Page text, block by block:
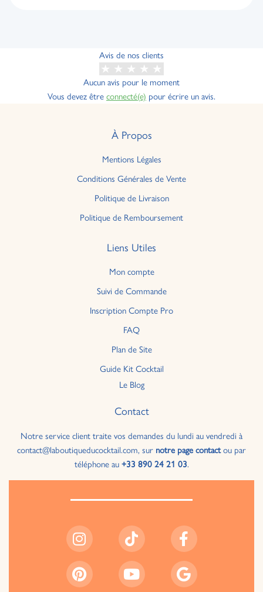
Avis de nos clients
Aucun avis pour le moment
Vous devez être connecté(e) pour écrire un avis.
À Propos
Mentions Légales
Conditions Générales de Vente
Politique de Livraison
Politique de Remboursement
Liens Utiles
Mon compte
Suivi de Commande
Inscription Compte Pro
FAQ
Plan de Site
Guide Kit Cocktail
Le Blog
Contact
Notre service client traite vos demandes du lundi au vendredi à
contact@laboutiqueducocktail.com, sur notre page contactou par
téléphone au +33 890 24 21 03.